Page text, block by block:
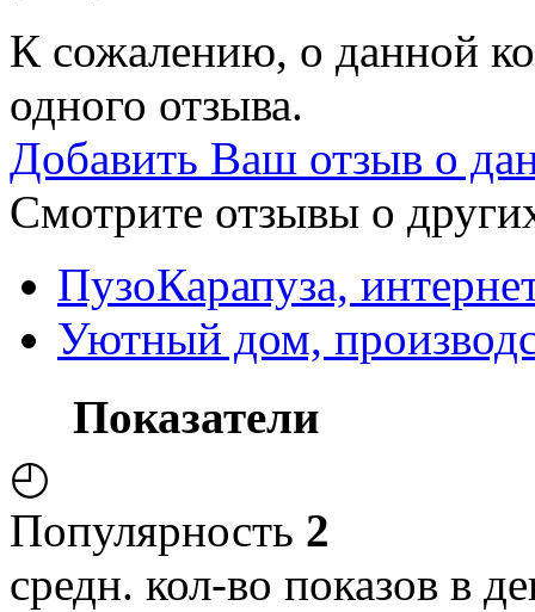
К сожалению, о данной
одного отзыва.
Добавить Ваш отзыв о
Смотрите отзывы о
ПузоКарапуза,
Уютный дом,
Показатели
◴
Популярность 2
средн. кол-во показов в